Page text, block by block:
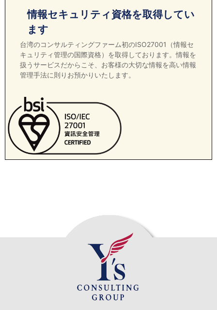
情報セキュリティ資格を取得してい
ます
台湾のコンサルティングファーム初のISO27001（情報セ
キュリティ管理の国際資格）を取得しております。情報を
扱うサービスだからこそ、お客様の大切な情報を高い情報
管理手法に則りお預かりいたします。